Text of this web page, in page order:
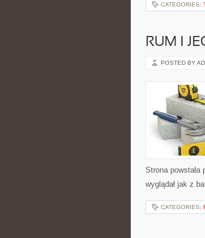
CATEGORIES:
RUM I
POSTED BY
Strona
wyglądał jak z
CATEGORIES: